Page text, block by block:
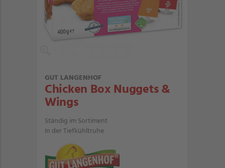
GUT LANGENHOF
Chicken Box Nuggets &
Wings
Ständig im Sortiment
In der Tiefkühltruhe